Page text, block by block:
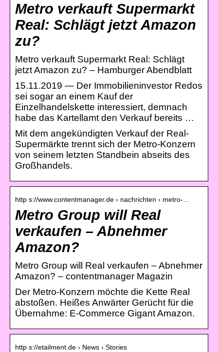
Metro verkauft Supermarkt
Real: Schlägt jetzt Amazon
zu?
Metro verkauft Supermarkt Real: Schlägt
jetzt Amazon zu? – Hamburger Abendblatt
15.11.2019 — Der Immobilieninvestor Redos
sei sogar an einem Kauf der
Einzelhandelskette interessiert, demnach
habe das Kartellamt den Verkauf bereits …
Mit dem angekündigten Verkauf der Real-
Supermärkte trennt sich der Metro-Konzern
von seinem letzten Standbein abseits des
Großhandels.
http s://www.contentmanager.de › nachrichten › metro-…
Metro Group will Real
verkaufen – Abnehmer
Amazon?
Metro Group will Real verkaufen – Abnehmer
Amazon? – contentmanager Magazin
Der Metro-Konzern möchte die Kette Real
abstoßen. Heißes Anwärter Gerücht für die
Übernahme: E-Commerce Gigant Amazon.
http s://etailment.de › News › Stories